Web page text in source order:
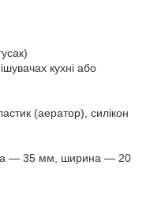
кухні або
(аератор), силікон
— 35 мм, ширина — 20